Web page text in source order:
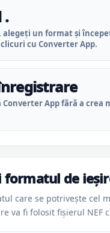
.
un format și
cu Converter App.
Converter App fără a crea
formatul de
care se potrivește cel
va fi folosit fișierul NEF